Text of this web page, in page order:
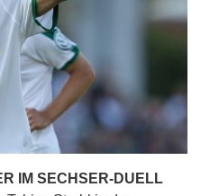
IM SECHSER-DUELL